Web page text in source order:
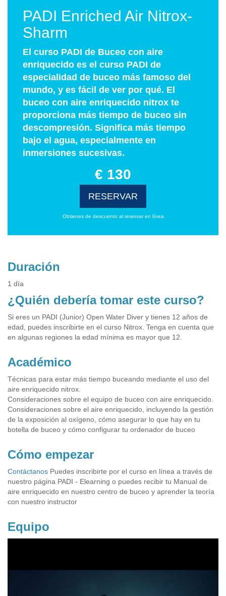
PADI Enriched Air Nitrox-
Sharm
El curso PADI de Buceo con aire
enriquecido es el curso PADI de
especialidad de buceo más famoso del
mundo, y es fácil de ver por qué. El
buceo con aire enriquecido nitrox te
proporciona más tiempo de buceo sin
descompresión. Significa más tiempo
bajo el agua, especialmente en
inmersiones sucesivas.
€ 130
RESERVAR
Obtienes de descuento al reservar en línea
Duración
1 día
¿Quién debería tomar este curso?
Si eres un PADI (Junior) Open Water Diver y tienes 12 años de
edad, puedes inscribirte en el curso Nitrox. Tenga en cuenta que
en algunas regiones la edad mínima es mayor que 12.
Académico
Técnicas para estar más tiempo buceando mediante el uso del
aire enriquecido nitrox.
Consideraciones sobre el equipo de buceo con aire enriquecido.
Consideraciones sobre el aire enriquecido, incluyendo la gestión
de la exposición al oxígeno, cómo asegurar lo que hay en tu
botella de buceo y cómo configurar tu ordenador de buceo
Cómo empezar
Contáctanos Puedes inscribirte por el curso en línea a través de
nuestro página PADI - Elearning o puedes recibir tu Manual de
aire enriquecido en nuestro centro de buceo y aprender la teoría
con nuestro instructor
Equipo